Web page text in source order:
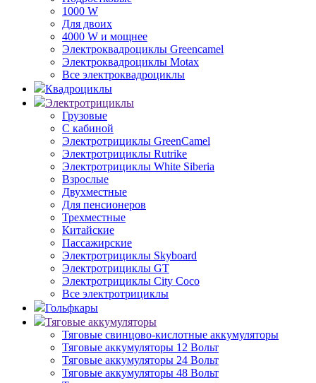
1000 W
Для двоих
4000 W и мощнее
Электроквадроциклы Greencamel
Электроквадроциклы Motax
Все электроквадроциклы
Квадроциклы
Электротрициклы
Грузовые
С кабиной
Электротрициклы GreenCamel
Электротрициклы Rutrike
Электротрициклы White Siberia
Взрослые
Двухместные
Для пенсионеров
Трехместные
Китайские
Пассажирские
Электротрициклы Skyboard
Электротрициклы GT
Электротрициклы City Coco
Все электротрициклы
Гольфкары
Тяговые аккумуляторы
Тяговые свинцово-кислотные аккумуляторы
Тяговые аккумуляторы 12 Вольт
Тяговые аккумуляторы 24 Вольт
Тяговые аккумуляторы 48 Вольт